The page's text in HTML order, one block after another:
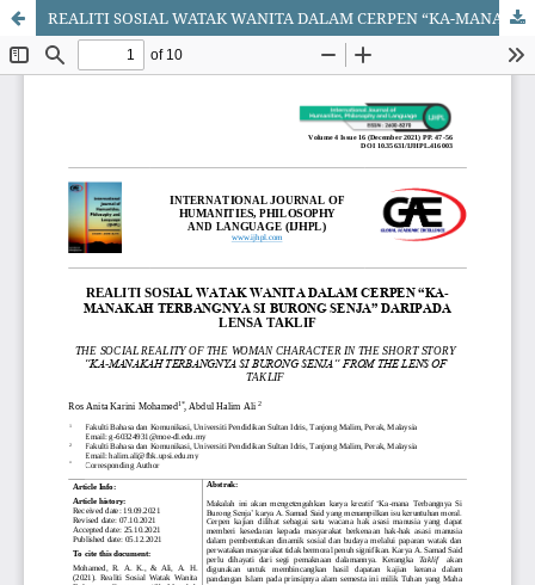
REALITI SOSIAL WATAK WANITA DALAM CERPEN “KA-MANAKAH TERBANGNYA SI BURONG SENJA” DARIPADA LENSA TAKLIF